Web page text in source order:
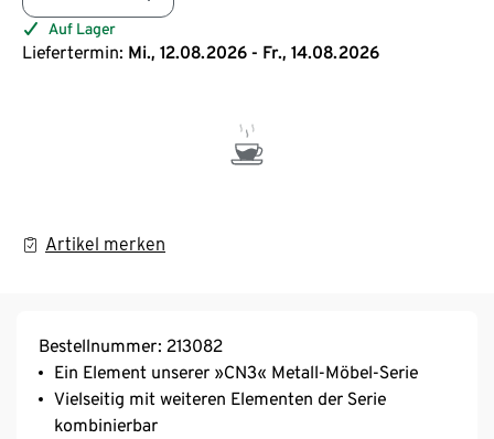
Auf Lager
Liefertermin: Mi., 12.08.2026 - Fr., 14.08.2026
Artikel merken
Bestellnummer: 213082
Ein Element unserer »CN3« Metall-Möbel-Serie
Vielseitig mit weiteren Elementen der Serie
kombinierbar